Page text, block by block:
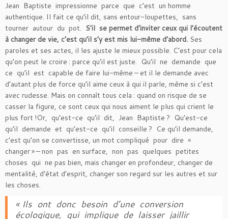
Jean Baptiste impressionne parce que c’est un homme
authentique. Il fait ce qu’il dit, sans entour-loupettes, sans
tourner autour du pot. S’il se permet d’inviter ceux qui l’écoutent
à changer de vie, c’est qu’il s’y est mis lui-même d’abord. Ses
paroles et ses actes, il les ajuste le mieux possible. C’est pour cela
qu’on peut le croire : parce qu’il est juste. Qu’il ne demande que
ce qu’il est capable de faire lui-même – et il le demande avec
d’autant plus de force qu’il aime ceux à qui il parle, même si c’est
avec rudesse. Mais on connaît tous cela : quand on risque de se
casser la figure, ce sont ceux qui nous aiment le plus qui crient le
plus fort !Or, qu’est-ce qu’il dit, Jean Baptiste ? Qu’est-ce
qu’il demande et qu’est-ce qu’il conseille ? Ce qu’il demande,
c’est qu’on se convertisse, un mot compliqué pour dire «
changer » – non pas en surface, non pas quelques petites
choses qui ne pas bien, mais changer en profondeur, changer de
mentalité, d’état d’esprit, changer son regard sur les autres et sur
les choses.
« Ils ont donc besoin d’une conversion
écologique, qui implique de laisser jaillir